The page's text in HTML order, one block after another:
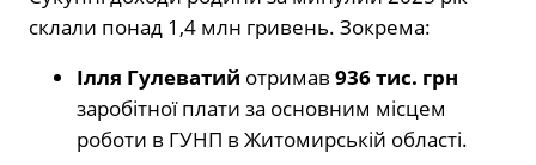
склали понад 1,4 млн гривень. Зокрема:
Ілля Гулеватий отримав 936 тис. грн
заробітної плати за основним місцем
роботи в ГУНП в Житомирській області.